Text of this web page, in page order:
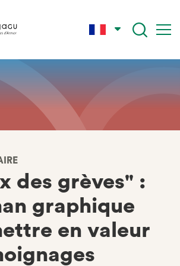
des grèves" :
graphique
en valeur